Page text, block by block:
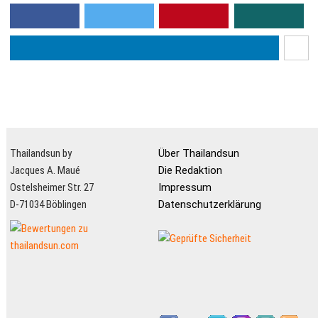
Schmuckstücken sollte
Kultur und Gesellschaft des
Thailandsun by
Jacques A. Maué
Ostelsheimer Str. 27
D-71034 Böblingen
Über Thailandsun
Die Redaktion
Impressum
Datenschutzerklärung